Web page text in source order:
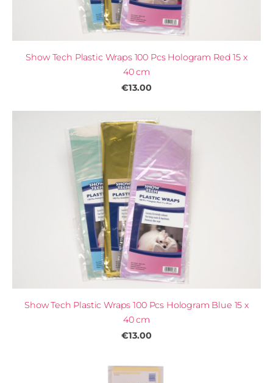
Show Tech Plastic Wraps 100 Pcs Hologram Red 15 x
40 cm
€13.00
Show Tech Plastic Wraps 100 Pcs Hologram Blue 15 x
40 cm
€13.00